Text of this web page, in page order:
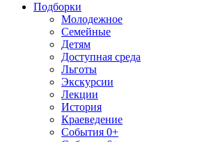
Подборки
Молодежное
Семейные
Детям
Доступная среда
Льготы
Экскурсии
Лекции
История
Краеведение
События 0+